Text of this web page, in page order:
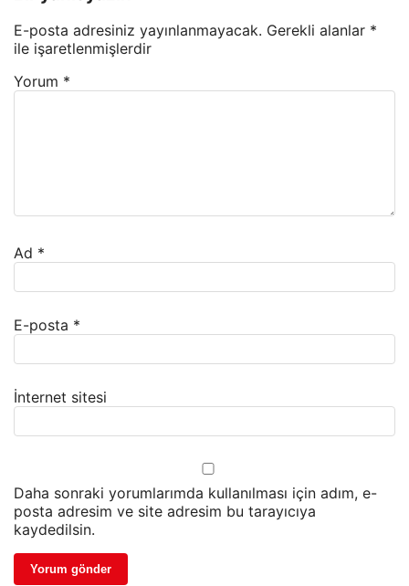
E-posta adresiniz yayınlanmayacak. Gerekli alanlar *
ile işaretlenmişlerdir
Yorum *
Ad *
E-posta *
İnternet sitesi
Daha sonraki yorumlarımda kullanılması için adım, e-
posta adresim ve site adresim bu tarayıcıya
kaydedilsin.